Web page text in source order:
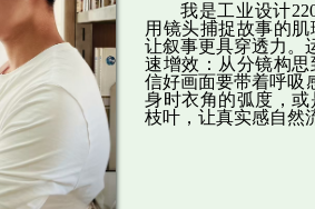
我是工业设计
用镜头捕捉故事的
让叙事更具穿透力。
速增效：从分镜构
信好画面要带着呼
身时衣角的弧度，
枝叶，让真实感自然